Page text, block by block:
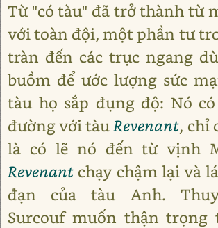
Từ "có tàu" đã trở thành từ
với toàn đội, một phần tư
tràn đến các trục ngang
buồm để ước lượng sức
tàu họ sắp đụng độ: Nó
đường với tàuRevenant, chỉ
là có lẽ nó đến từ vịnh
Revenant chạy chậm lại và
đạn của tàu Anh.
Surcouf muốn thận trọng